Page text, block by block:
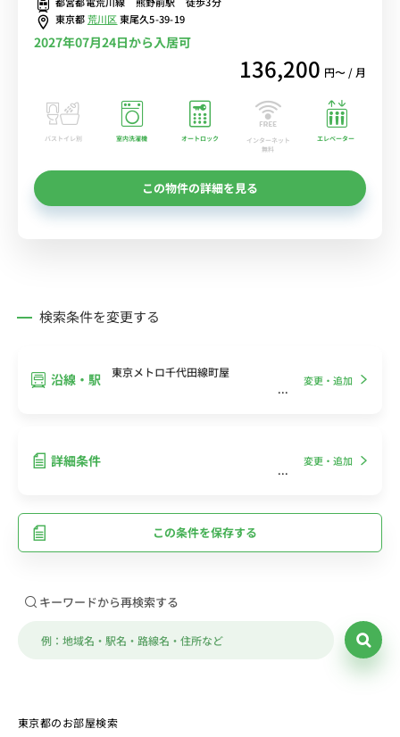
東京都荒川区東尾久5-39-19
2027年07月24日から入居可
136,200 円〜 / 月
バストイレ別 室内洗濯機 オートロック
インターネット
無料
エレベーター
この物件の詳細を見る
検索条件を変更する
沿線・駅 東京メトロ千代田線町屋
変更・追加
詳細条件 変更・追加
この条件を保存する
キーワードから再検索する
東京都のお部屋検索